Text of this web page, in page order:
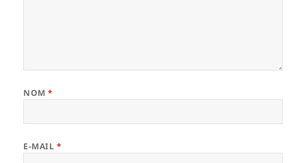
NOM*
E-MAIL *